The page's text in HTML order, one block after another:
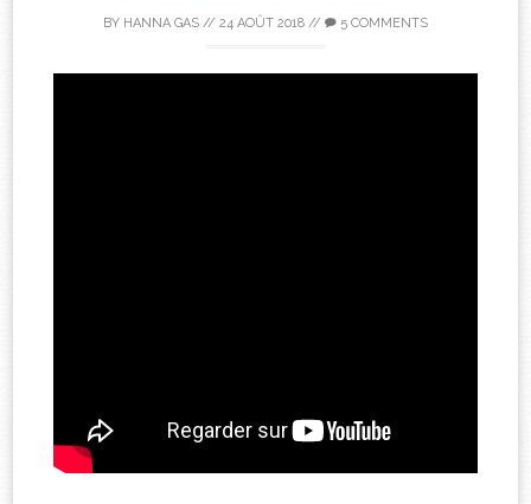
BY HANNA GAS // 24 AOÛT 2018 // 5 COMMENTS